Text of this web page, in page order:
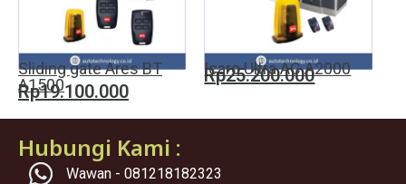
Sliding gate Ares BT
A1500
Rp19.100.000
Icaro Ultra AC A2000
Rp25.200.000
Hubungi Kami :
Wawan - 081218182323